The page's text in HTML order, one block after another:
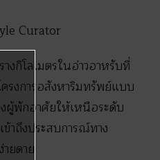
กิโลเมตรในอ่าวอาหรับที่
รงการอสังหาริมทรัพย์แบบ
ผู้พักอาศัยให้เหนือระดับ
าถึงประสบการณ์ทาง
ยดาย